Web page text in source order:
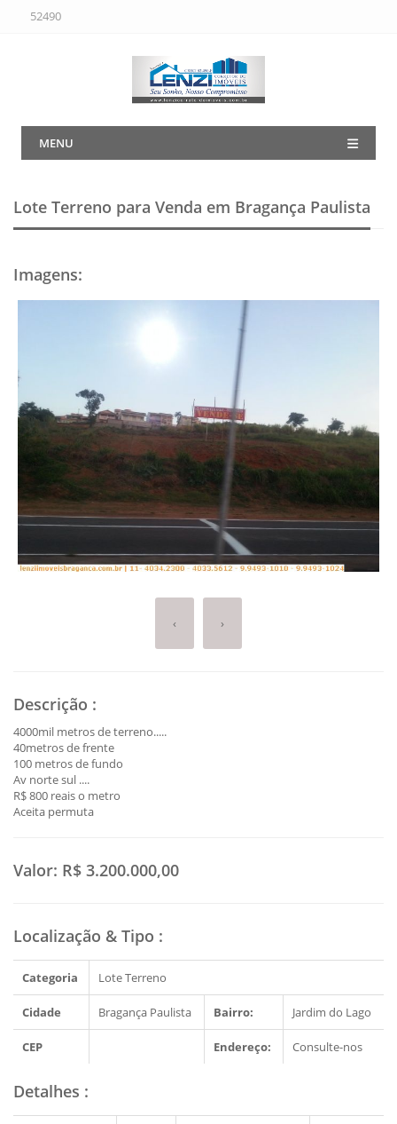
52490
MENU
Lote Terreno para Venda em Bragança Paulista
Imagens:
‹ ›
Descrição :
4000mil metros de terreno.....
40metros de frente
100 metros de fundo
Av norte sul ....
R$ 800 reais o metro
Aceita permuta
Valor: R$ 3.200.000,00
Localização & Tipo :
Categoria Lote Terreno
Cidade Bragança Paulista Bairro: Jardim do Lago
CEP Endereço: Consulte-nos
Detalhes :